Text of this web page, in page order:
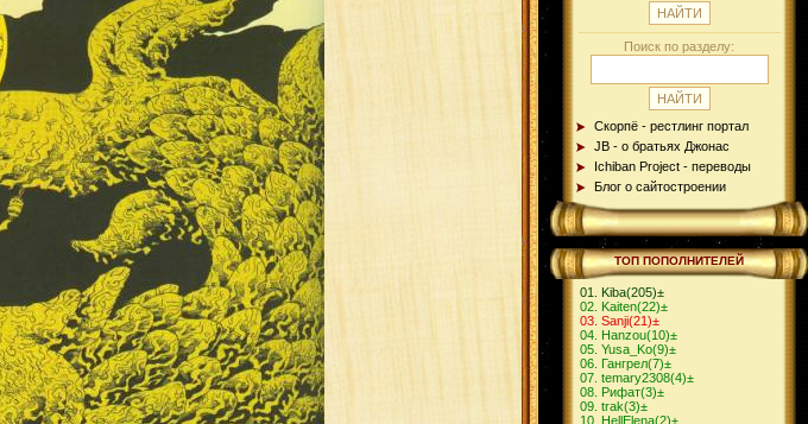
Поиск по разделу:
Скорпё - рестлинг портал
JB - о братьях Джонас
Ichiban Project - переводы
Блог о сайтостроении
ТОП ПОПОЛНИТЕЛЕЙ
Kiba(205)±
Kaiten(22)±
Sanji(21)±
Hanzou(10)±
Yusa_Ko(9)±
Гангрел(7)±
temary2308(4)±
Рифат(3)±
trak(3)±
HellElena(2)±